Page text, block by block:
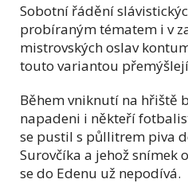
Sobotní řádění
probíraným tématem i v
mistrovských oslav
touto variantou
Během vniknutí na hřiště
napadeni i někteří
se pustil s půllitrem piva
Surovčíka a jehož snímek
se do Edenu už nepodívá.